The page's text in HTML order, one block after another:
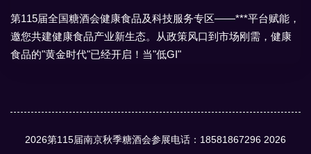
第115届全国糖酒会健康食品及科技服务专区——***平台赋能，
邀您共建健康食品产业新生态。从政策风口到市场刚需，健康
食品的"黄金时代"已经开启！当"低GI"
2026第115届南京秋季糖酒会参展电话：18581867296 2026